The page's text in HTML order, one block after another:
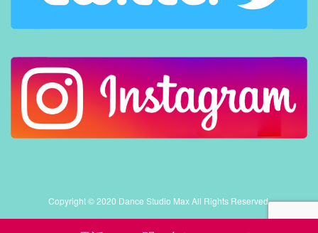
Copyright © 2020 Dance Studio Max All Rights Reserved.